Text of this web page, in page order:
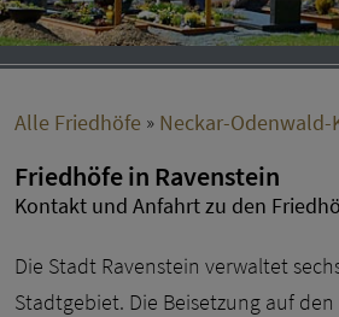
Alle Friedhöfe » Neckar-Odenwald-
Friedhöfe in Ravenstein
Kontakt und Anfahrt zu den
Die Stadt Ravenstein verwaltet
Stadtgebiet. Die Beisetzung auf